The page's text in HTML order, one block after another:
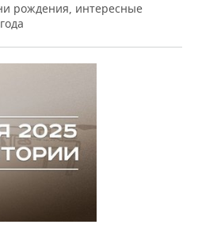
рождения, интересные